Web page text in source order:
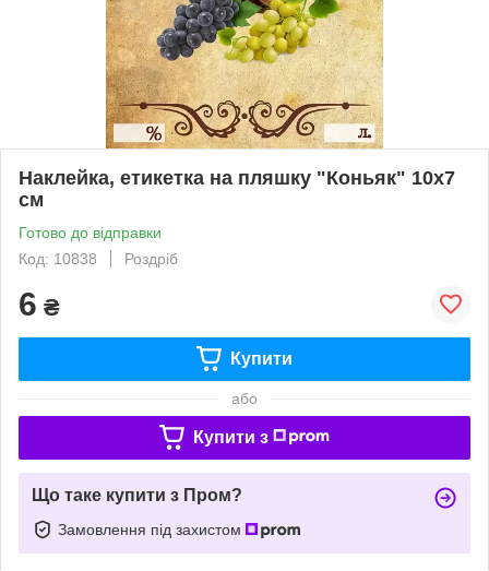
Наклейка, етикетка на пляшку "Коньяк" 10х7
см
Готово до відправки
Код: 10838
Роздріб
6 ₴
Купити
або
Купити з
Що таке купити з Пром?
Замовлення під захистом